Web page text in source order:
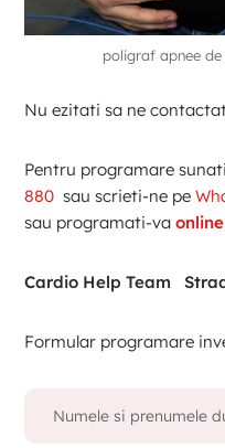
poligraf apnee
Nu ezitati sa ne
Pentru programare
880 sau scrieti-ne pe
sau programati-vaonline
Cardio Help Team
Formular programare